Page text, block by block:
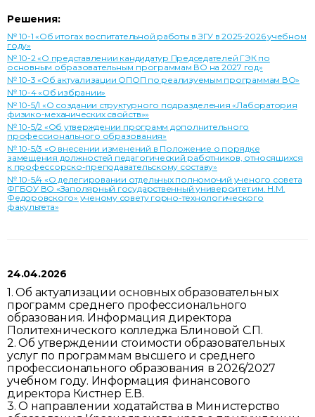
Решения:
№ 10-1 «Об итогах воспитательной работы в ЗГУ в 2025-2026 учебном
году»
№ 10-2 «О представлении кандидатур Председателей ГЭК по
основным образовательным программам ВО на 2027 год»
№ 10-3 «Об актуализации ОПОП по реализуемым программам ВО»
№ 10-4 «Об избрании»
№ 10-5/1 «О создании структурного подразделения «Лаборатория
физико-механических свойств»»
№ 10-5/2 «Об утверждении программ дополнительного
профессионального образования»
№ 10-5/3 «О внесении изменений в Положение о порядке
замещения должностей педагогический работников, относящихся
к профессорско-преподавательскому составу»
№ 10-5/4 «О делегировании отдельных полномочий ученого совета
ФГБОУ ВО «Заполярный государственный университет им. Н.М.
Федоровского» ученому совету горно-технологического
факультета»
24.04.2026
1. Об актуализации основных образовательных
программ среднего профессионального
образования. Информация директора
Политехнического колледжа Блиновой С.П.
2. Об утверждении стоимости образовательных
услуг по программам высшего и среднего
профессионального образования в 2026/2027
учебном году. Информация финансового
директора Кистнер Е.В.
3. О направлении ходатайства в Министерство